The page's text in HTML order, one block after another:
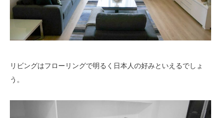
リビングはフローリングで明るく日本人の好みといえるでしょ
う。